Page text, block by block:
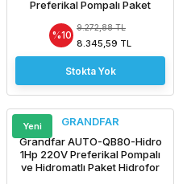
Preferikal Pompalı Paket
%10
9.272,88 TL
8.345,59 TL
Stokta Yok
Yeni
GRANDFAR
Grandfar AUTO-QB80-Hidro
1Hp 220V Preferikal Pompalı
ve Hidromatlı Paket Hidrofor